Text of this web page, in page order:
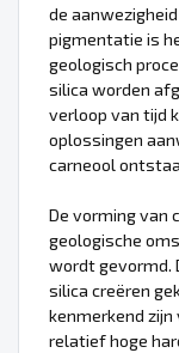
de
pigmentatie is
geologisch
silica worden
verloop van tijd
oplossingen
carneool
De vorming van
geologische
wordt gevormd.
silica creëren
kenmerkend
relatief hoge